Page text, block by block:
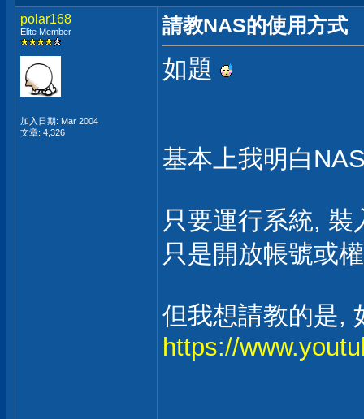
polar168
Elite Member
加入日期: Mar 2004
文章: 4,326
請教NAS的使用方式
如題
基本上我明白
只要運行系統,
只是開放帳號或
但我想請教的是,
https://